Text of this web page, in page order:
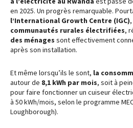
en 2025. Un progrès remarquable.
l’International Growth Centre (IGC)
communautés rurales électrifiées,
des ménages sont effectivement
après son installation.
Et même lorsqu’ils le sont, la
autour de 8,1 kWh par mois, soit à
pour faire fonctionner un cuiseur
à 50 kWh/mois, selon le programme
Loughborough).